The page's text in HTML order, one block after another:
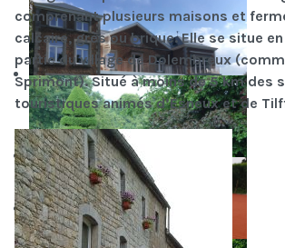
comprenant plusieurs maisons et
calcaire, grès ou brique. Elle se situe
partie du village de Dolembreux
Sprimont). Situé à moins de 5 km des
touristiques animés d’Esneux et de